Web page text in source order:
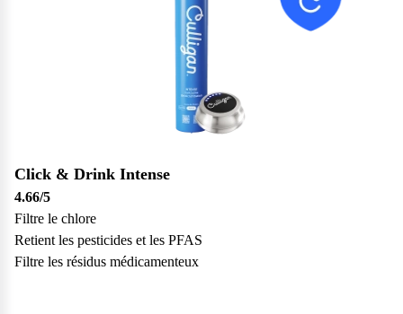
Click & Drink Intense
4.66/5
Filtre le chlore
Retient les pesticides et les PFAS
Filtre les résidus médicamenteux